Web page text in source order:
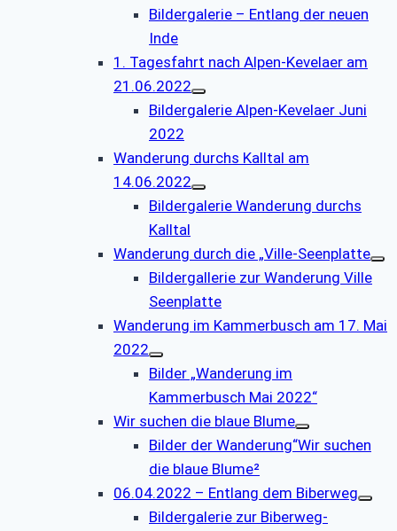
Bildergalerie – Entlang der neuen
Inde
1. Tagesfahrt nach Alpen-Kevelaer am
21.06.2022
Bildergalerie Alpen-Kevelaer Juni
2022
Wanderung durchs Kalltal am
14.06.2022
Bildergalerie Wanderung durchs
Kalltal
Wanderung durch die „Ville-Seenplatte
Bildergallerie zur Wanderung Ville
Seenplatte
Wanderung im Kammerbusch am 17. Mai
2022
Bilder „Wanderung im
Kammerbusch Mai 2022“
Wir suchen die blaue Blume
Bilder der Wanderung“Wir suchen
die blaue Blume²
06.04.2022 – Entlang dem Biberweg
Bildergalerie zur Biberweg-